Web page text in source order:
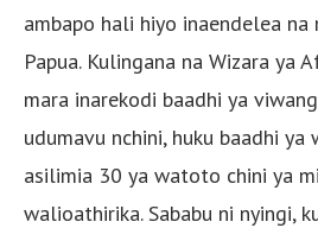
ambapo hali hiyo inaendelea na
Papua. Kulingana na Wizara ya
mara inarekodi baadhi ya
udumavu nchini, huku baadhi ya
asilimia 30 ya watoto chini ya
walioathirika. Sababu ni nyingi,